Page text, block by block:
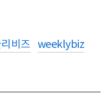
비즈 weeklybiz